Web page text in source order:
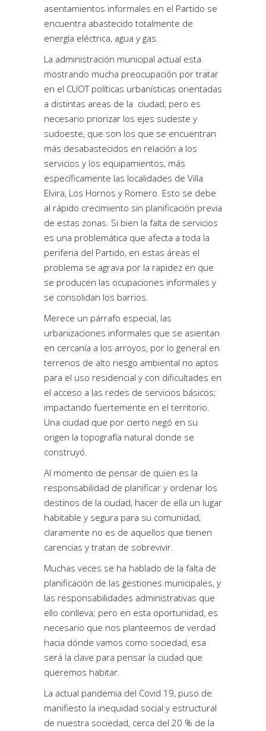
asentamientos informales en el Partido se
encuentra abastecido totalmente de
energía eléctrica, agua y gas.
La administración municipal actual esta
mostrando mucha preocupación por tratar
en el CUOT políticas urbanísticas orientadas
a distintas areas de la ciudad, pero es
necesario priorizar los ejes sudeste y
sudoeste, que son los que se encuentran
más desabastecidos en relación a los
servicios y los equipamientos, más
específicamente las localidades de Villa
Elvira, Los Hornos y Romero. Esto se debe
al rápido crecimiento sin planificación previa
de estas zonas. Si bien la falta de servicios
es una problemática que afecta a toda la
periferia del Partido, en estas áreas el
problema se agrava por la rapidez en que
se producen las ocupaciones informales y
se consolidan los barrios.
Merece un párrafo especial, las
urbanizaciones informales que se asientan
en cercanía a los arroyos, por lo general en
terrenos de alto riesgo ambiental no aptos
para el uso residencial y con dificultades en
el acceso a las redes de servicios básicos;
impactando fuertemente en el territorio.
Una ciudad que por cierto negó en su
origen la topografía natural donde se
construyó.
Al momento de pensar de quien es la
responsabilidad de planificar y ordenar los
destinos de la ciudad, hacer de ella un lugar
habitable y segura para su comunidad;
claramente no es de aquellos que tienen
carencias y tratan de sobrevivir.
Muchas veces se ha hablado de la falta de
planificación de las gestiones municipales, y
las responsabilidades administrativas que
ello conlleva; pero en esta oportunidad, es
necesario que nos planteemos de verdad
hacia dónde vamos como sociedad, esa
será la clave para pensar la ciudad que
queremos habitar.
La actual pandemia del Covid 19, puso de
manifiesto la inequidad social y estructural
de nuestra sociedad, cerca del 20 % de la